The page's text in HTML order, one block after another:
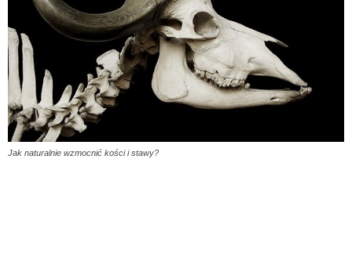
Jak naturalnie wzmocnić kości i stawy?